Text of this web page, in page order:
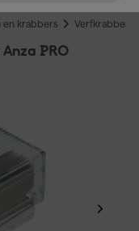
en krabbers Verfkrabbers
PRO